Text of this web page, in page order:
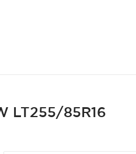
LT255/85R16